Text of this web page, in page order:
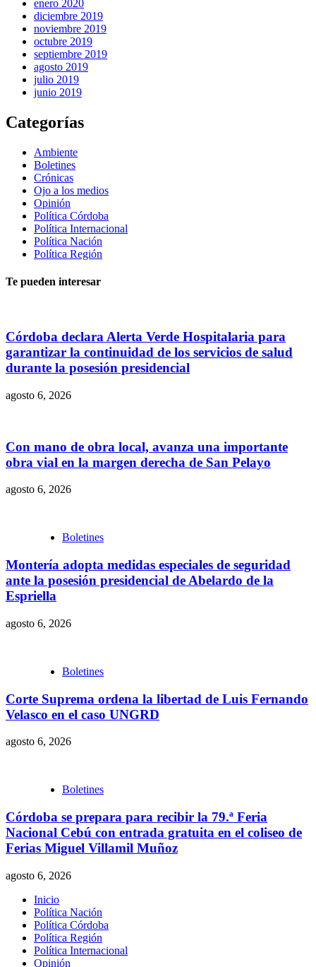
enero 2020
diciembre 2019
noviembre 2019
octubre 2019
septiembre 2019
agosto 2019
julio 2019
junio 2019
Categorías
Ambiente
Boletines
Crónicas
Ojo a los medios
Opinión
Política Córdoba
Política Internacional
Política Nación
Política Región
Te pueden interesar
Córdoba declara Alerta Verde Hospitalaria para
garantizar la continuidad de los servicios de salud
durante la posesión presidencial
agosto 6, 2026
Con mano de obra local, avanza una importante
obra vial en la margen derecha de San Pelayo
agosto 6, 2026
Boletines
Montería adopta medidas especiales de seguridad
ante la posesión presidencial de Abelardo de la
Espriella
agosto 6, 2026
Boletines
Corte Suprema ordena la libertad de Luis Fernando
Velasco en el caso UNGRD
agosto 6, 2026
Boletines
Córdoba se prepara para recibir la 79.ª Feria
Nacional Cebú con entrada gratuita en el coliseo de
Ferias Miguel Villamil Muñoz
agosto 6, 2026
Inicio
Política Nación
Política Córdoba
Política Región
Política Internacional
Opinión